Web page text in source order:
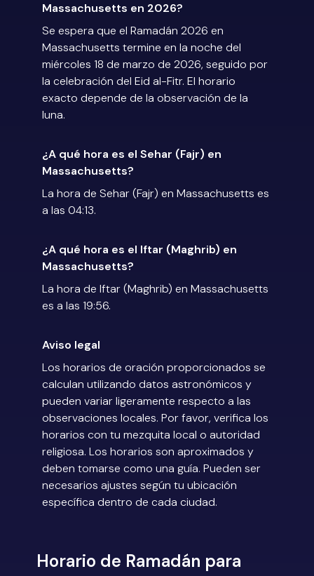
Massachusetts en 2026?
Se espera que el Ramadán 2026 en
Massachusetts termine en la noche del
miércoles 18 de marzo de 2026, seguido por
la celebración del Eid al-Fitr. El horario
exacto depende de la observación de la
luna.
¿A qué hora es el Sehar (Fajr) en
Massachusetts?
La hora de Sehar (Fajr) en Massachusetts es
a las 04:13.
¿A qué hora es el Iftar (Maghrib) en
Massachusetts?
La hora de Iftar (Maghrib) en Massachusetts
es a las 19:56.
Aviso legal
Los horarios de oración proporcionados se
calculan utilizando datos astronómicos y
pueden variar ligeramente respecto a las
observaciones locales. Por favor, verifica los
horarios con tu mezquita local o autoridad
religiosa. Los horarios son aproximados y
deben tomarse como una guía. Pueden ser
necesarios ajustes según tu ubicación
específica dentro de cada ciudad.
Horario de Ramadán para